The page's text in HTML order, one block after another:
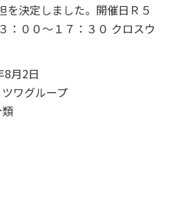
を決定しました。開催日Ｒ５
００～１７：３０ クロスウ
8月2日
ワグループ